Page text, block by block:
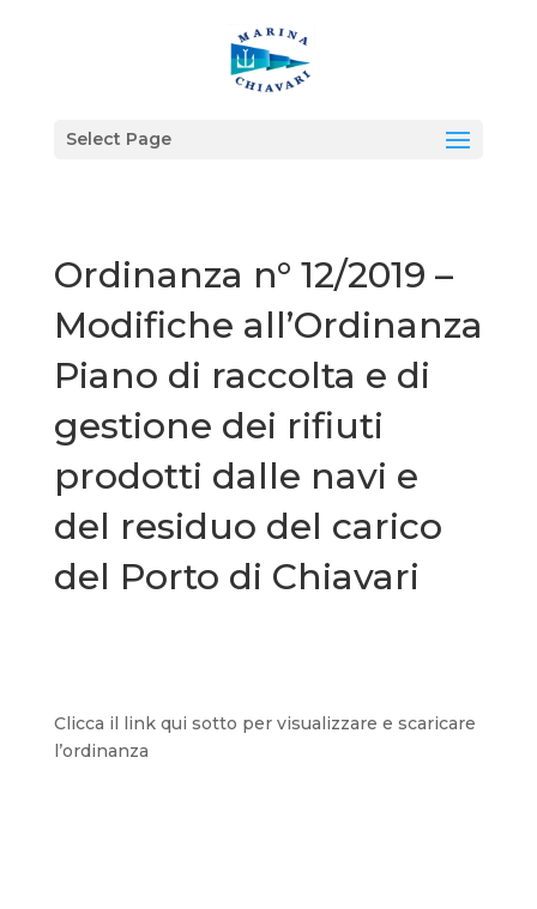
Select Page
Ordinanza n° 12/2019 –
Modifiche all’Ordinanza
Piano di raccolta e di
gestione dei rifiuti
prodotti dalle navi e
del residuo del carico
del Porto di Chiavari
Clicca il link qui sotto per visualizzare e scaricare
l’ordinanza